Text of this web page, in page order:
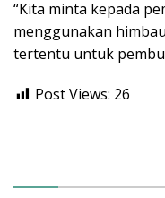
“Kita minta kepada
menggunakan
tertentu untuk
Post Views: 26